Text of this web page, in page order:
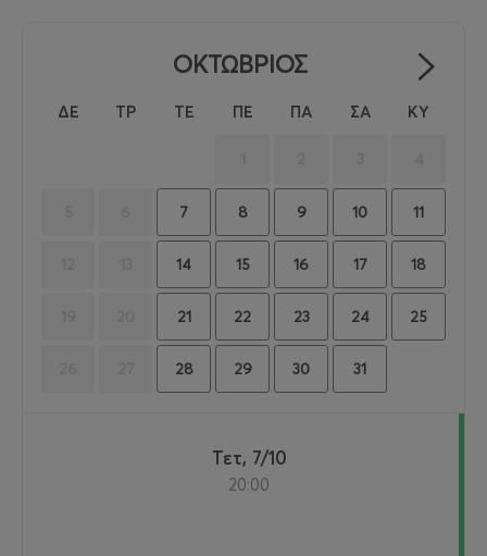
ΟΚΤΩΒΡΙΟΣ
ΔΕ ΤΡ ΤΕ ΠΕ ΠΑ ΣΑ ΚΥ
7 8 9 10 11
14 15 16 17 18
21 22 23 24 25
28 29 30 31
Τετ, 7/10
20:00